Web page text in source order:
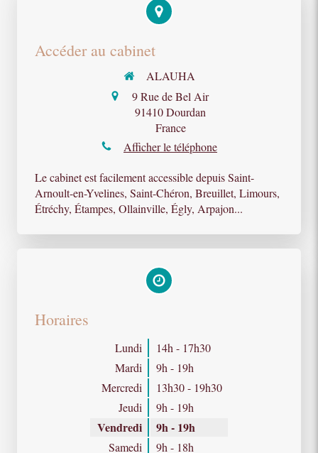
Accéder au cabinet
ALAUHA
9 Rue de Bel Air
91410Dourdan
France
Afficher le téléphone
Le cabinet est facilement accessible depuis Saint-
Arnoult-en-Yvelines, Saint-Chéron, Breuillet, Limours,
Étréchy, Étampes, Ollainville, Égly, Arpajon...
Horaires
Lundi
14h - 17h30
Mardi
9h - 19h
Mercredi
13h30 - 19h30
Jeudi
9h - 19h
Vendredi 9h - 19h
Samedi
9h - 18h